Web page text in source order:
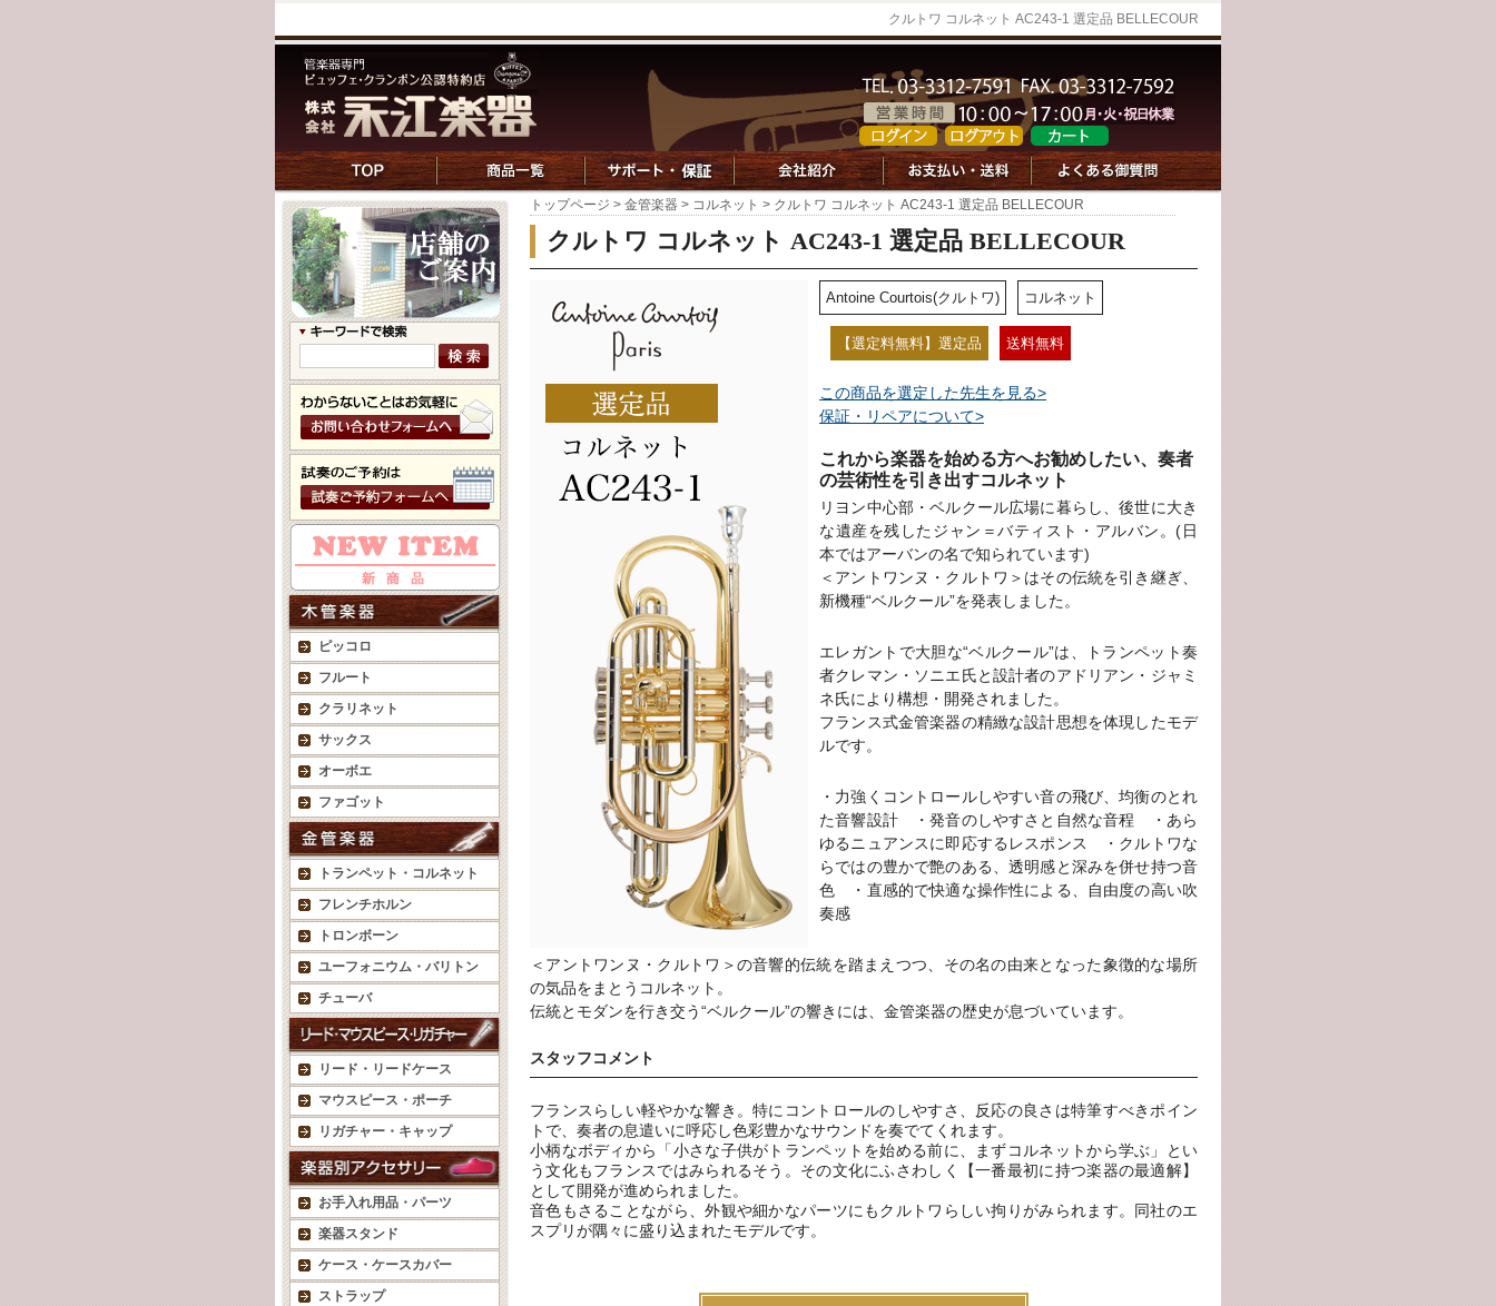
クルトワ コルネット AC243-1 選定品 BELLECOUR
ピッコロ
フルート
クラリネット
サックス
オーボエ
ファゴット
トランペット・コルネット
フレンチホルン
トロンボーン
ユーフォニウム・バリトン
チューバ
リード・リードケース
マウスピース・ポーチ
リガチャー・キャップ
お手入れ用品・パーツ
楽器スタンド
ケース・ケースカバー
ストラップ
トップページ > 金管楽器 > コルネット > クルトワ コルネット AC243-1 選定品 BELLECOUR
クルトワ コルネット AC243-1 選定品 BELLECOUR
Antoine Courtois(クルトワ) コルネット
【選定料無料】選定品 送料無料
この商品を選定した先生を見る>
保証・リペアについて>
これから楽器を始める方へお勧めしたい、奏者
の芸術性を引き出すコルネット
リヨン中心部・ベルクール広場に暮らし、後世に大き
な遺産を残したジャン＝バティスト・アルバン。(日
本ではアーバンの名で知られています)
＜アントワンヌ・クルトワ＞はその伝統を引き継ぎ、
新機種“ベルクール”を発表しました。
エレガントで大胆な“ベルクール”は、トランペット奏
者クレマン・ソニエ氏と設計者のアドリアン・ジャミ
ネ氏により構想・開発されました。
フランス式金管楽器の精緻な設計思想を体現したモデ
ルです。
・力強くコントロールしやすい音の飛び、均衡のとれ
た音響設計 ・発音のしやすさと自然な音程 ・あら
ゆるニュアンスに即応するレスポンス ・クルトワな
らではの豊かで艶のある、透明感と深みを併せ持つ音
色 ・直感的で快適な操作性による、自由度の高い吹
奏感
＜アントワンヌ・クルトワ＞の音響的伝統を踏まえつつ、その名の由来となった象徴的な場所
の気品をまとうコルネット。
伝統とモダンを行き交う“ベルクール”の響きには、金管楽器の歴史が息づいています。
スタッフコメント
フランスらしい軽やかな響き。特にコントロールのしやすさ、反応の良さは特筆すべきポイン
トで、奏者の息遣いに呼応し色彩豊かなサウンドを奏でてくれます。
小柄なボディから「小さな子供がトランペットを始める前に、まずコルネットから学ぶ」とい
う文化もフランスではみられるそう。その文化にふさわしく【一番最初に持つ楽器の最適解】
として開発が進められました。
音色もさることながら、外観や細かなパーツにもクルトワらしい拘りがみられます。同社のエ
スプリが隅々に盛り込まれたモデルです。